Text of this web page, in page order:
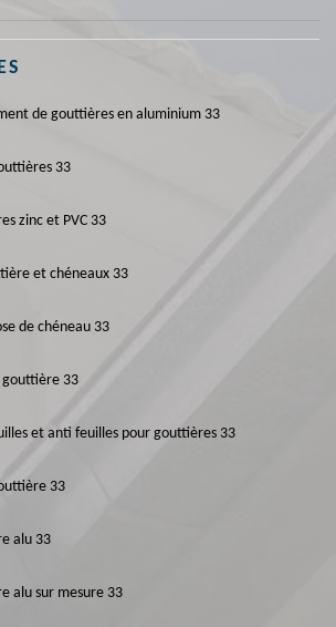
de gouttières en aluminium 33
33
zinc et PVC 33
et chéneaux 33
de chéneau 33
gouttière 33
et anti feuilles pour gouttières 33
33
alu 33
alu sur mesure 33